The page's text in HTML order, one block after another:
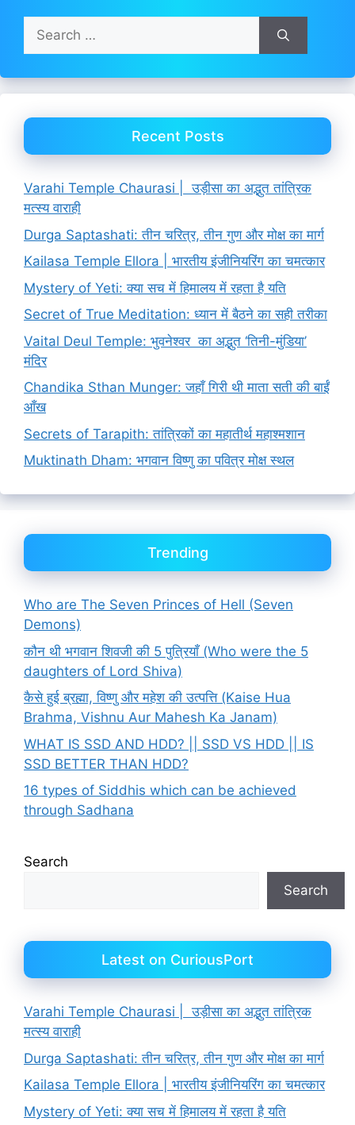
Search
for:
Recent Posts
Varahi Temple Chaurasi | उड़ीसा का अद्भुत तांत्रिक
मत्स्य वाराही
Durga Saptashati: तीन चरित्र, तीन गुण और मोक्ष का मार्ग
Kailasa Temple Ellora | भारतीय इंजीनियरिंग का चमत्कार
Mystery of Yeti: क्या सच में हिमालय में रहता है यति
Secret of True Meditation: ध्यान में बैठने का सही तरीका
Vaital Deul Temple: भुवनेश्वर का अद्भुत ‘तिनी-मुंडिया’
मंदिर
Chandika Sthan Munger: जहाँ गिरी थी माता सती की बाईं
आँख
Secrets of Tarapith: तांत्रिकों का महातीर्थ महाश्मशान
Muktinath Dham: भगवान विष्णु का पवित्र मोक्ष स्थल
Trending
Who are The Seven Princes of Hell (Seven
Demons)
कौन थी भगवान शिवजी की 5 पुत्रियाँ (Who were the 5
daughters of Lord Shiva)
कैसे हुई ब्रह्मा, विष्णु और महेश की उत्पत्ति (Kaise Hua
Brahma, Vishnu Aur Mahesh Ka Janam)
WHAT IS SSD AND HDD? || SSD VS HDD || IS
SSD BETTER THAN HDD?
16 types of Siddhis which can be achieved
through Sadhana
Search
Search
Latest on CuriousPort
Varahi Temple Chaurasi | उड़ीसा का अद्भुत तांत्रिक
मत्स्य वाराही
Durga Saptashati: तीन चरित्र, तीन गुण और मोक्ष का मार्ग
Kailasa Temple Ellora | भारतीय इंजीनियरिंग का चमत्कार
Mystery of Yeti: क्या सच में हिमालय में रहता है यति